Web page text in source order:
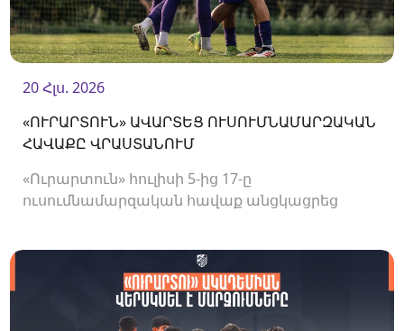
20 Հլս. 2026
«ՈՒՐԱՐՏՈՒՆ» ԱՎԱՐՏԵՑ ՈՒՍՈՒՄՆԱՄԱՐԶԱԿԱՆ
ՀԱՎԱՔԸ ՎՐԱՍՏԱՆՈՒՄ
«Ուրարտուն» հուլիսի 5-ից 17-ը
ուսումնամարզական հավաք անցկացրեց